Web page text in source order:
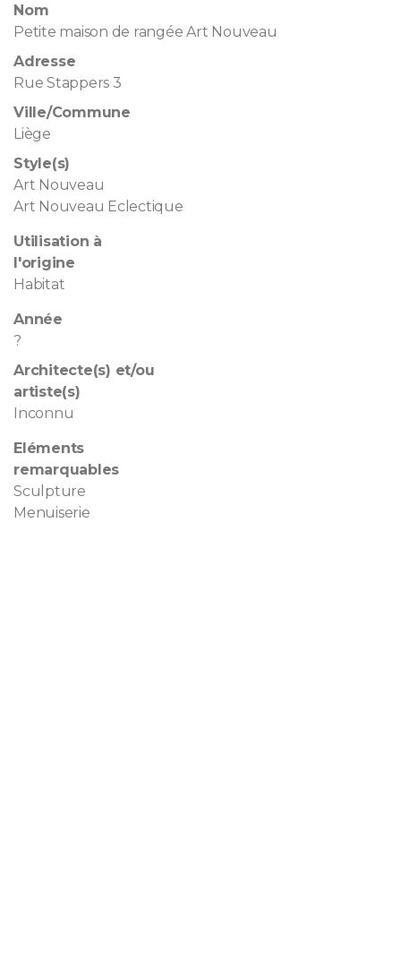
Nom
Petite maison de rangée Art Nouveau
Adresse
Rue Stappers 3
Ville/Commune
Liège
Style(s)
Art Nouveau
Art Nouveau Eclectique
Utilisation à
l'origine
Habitat
Année
?
Architecte(s) et/ou
artiste(s)
Inconnu
Eléments
remarquables
Sculpture
Menuiserie